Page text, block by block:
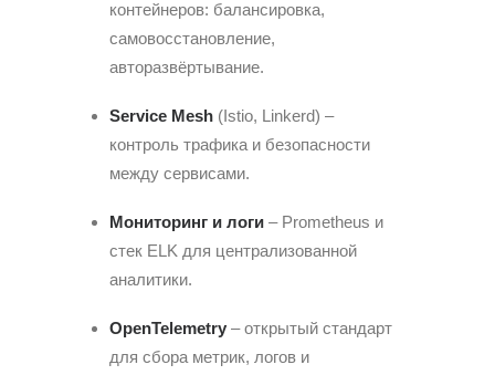
контейнеров: балансировка,
самовосстановление,
авторазвёртывание.
Service Mesh (Istio, Linkerd) –
контроль трафика и безопасности
между сервисами.
Мониторинг и логи – Prometheus и
стек ELK для централизованной
аналитики.
OpenTelemetry – открытый стандарт
для сбора метрик, логов и